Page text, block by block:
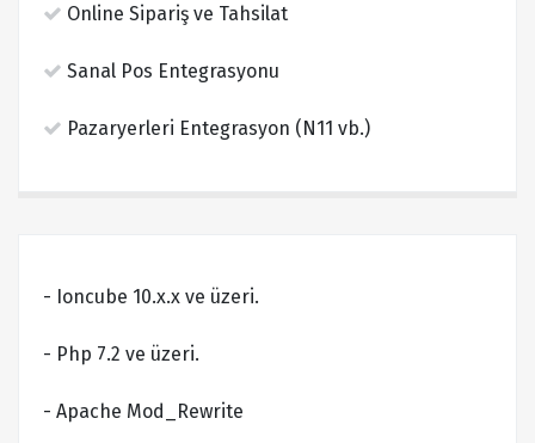
Online Sipariş ve Tahsilat
Sanal Pos Entegrasyonu
Pazaryerleri Entegrasyon (N11 vb.)
- Ioncube 10.x.x ve üzeri.
- Php 7.2 ve üzeri.
- Apache Mod_Rewrite